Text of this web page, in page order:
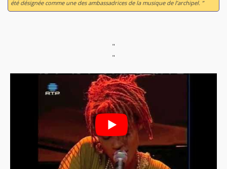
été désignée comme une des ambassadrices de la musique de l’archipel. ”
"
"